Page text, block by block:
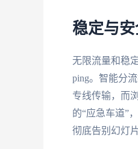
稳定与
无限流量和稳
ping。智能分
专线传输，而
的“应急车道”
彻底告别幻灯